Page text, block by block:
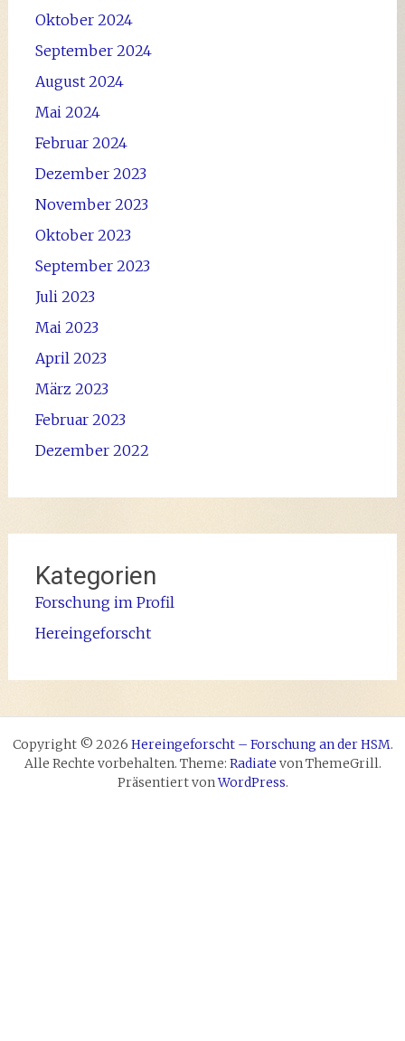
Oktober 2024
September 2024
August 2024
Mai 2024
Februar 2024
Dezember 2023
November 2023
Oktober 2023
September 2023
Juli 2023
Mai 2023
April 2023
März 2023
Februar 2023
Dezember 2022
Kategorien
Forschung im Profil
Hereingeforscht
Copyright © 2026 Hereingeforscht – Forschung an der HSM.
Alle Rechte vorbehalten. Theme: Radiate von ThemeGrill.
Präsentiert vonWordPress.